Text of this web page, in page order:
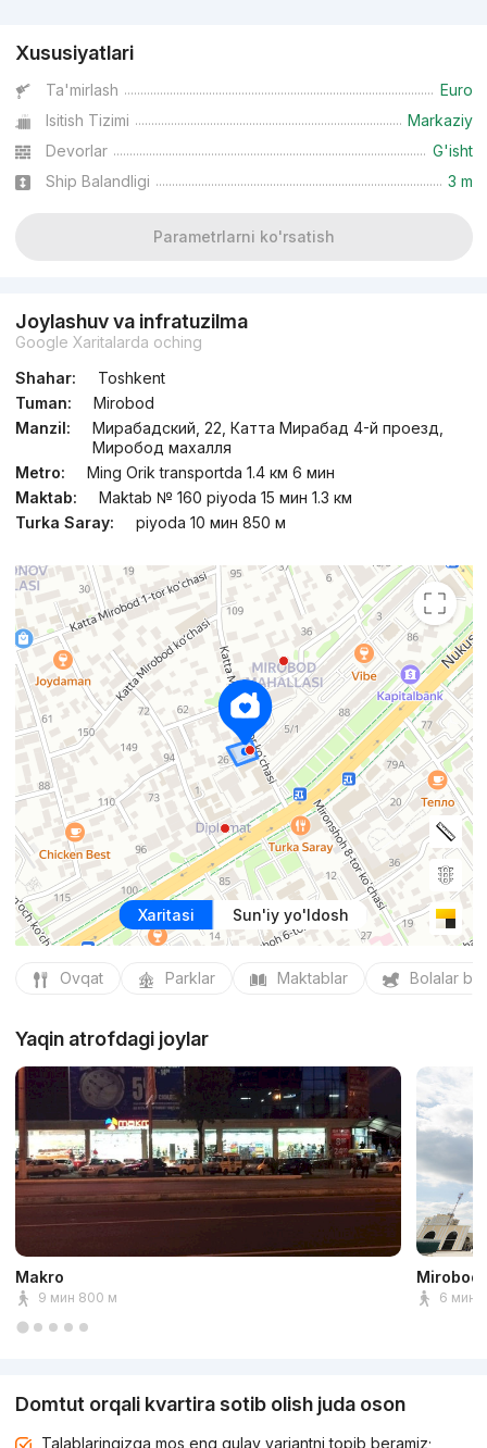
Xususiyatlari
Ta'mirlash
Euro
Isitish Tizimi
Markaziy
Devorlar
G'isht
Ship Balandligi
3 m
Parametrlarni ko'rsatish
Joylashuv va infratuzilma
Google Xaritalarda oching
Shahar:
Toshkent
Tuman:
Mirobod
Manzil:
Мирабадский, 22, Катта Мирабад 4-й проезд,
Миробод махалля
Metro:
Ming Orik transportda 1.4 км 6 мин
Maktab:
Maktab № 160 piyoda 15 мин 1.3 км
Turka Saray:
piyoda 10 мин 850 м
Xaritasi Sun'iy yo'ldosh
Ovqat Parklar Maktablar Bolalar
Yaqin atrofdagi joylar
Makro
9 мин 800 м
Mirobod
6 мин
Domtut orqali kvartira sotib olish juda oson
Talablaringizga mos eng qulay variantni topib beramiz;